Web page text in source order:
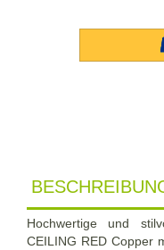
Hochwertige und
CEILING RED Copper